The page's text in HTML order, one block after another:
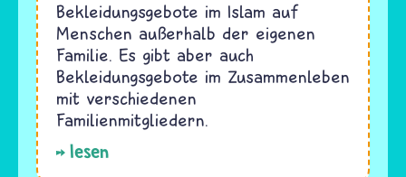
Bekleidungsgebote im Islam auf
Menschen außerhalb der eigenen
Familie. Es gibt aber auch
Bekleidungsgebote im Zusammenleben
mit verschiedenen
Familienmitgliedern.
lesen